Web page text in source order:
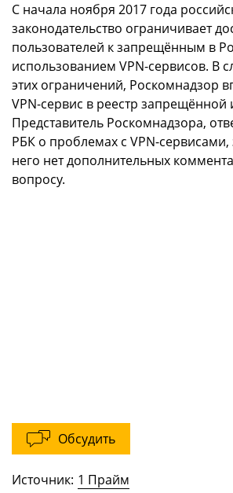
С начала ноября 2017 года
законодательство ограничивает
пользователей к запрещённым в
использованием VPN-сервисов. В
этих ограничений, Роскомнадзор
VPN-сервис в реестр
Представитель Роскомнадзора,
РБК о проблемах с VPN-сервисами,
него нет дополнительных
вопросу.
Обсудить
Источник: 1 Прайм